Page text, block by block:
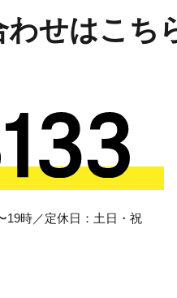
せはこち
19時／定休日：土日・祝